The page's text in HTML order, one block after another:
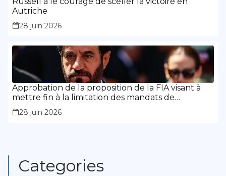
Autriche
28 juin 2026
Approbation de la proposition de la FIA visant à
mettre fin à la limitation des mandats de
présidence
28 juin 2026
Categories